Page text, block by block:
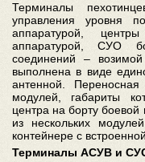
Терминалы
управления уровня
аппаратурой,
аппаратурой, СУО
соединений –
выполнена в виде
антенной.
модулей, габариты
центра на борту
из нескольких
контейнере с
Терминалы АСУВ и